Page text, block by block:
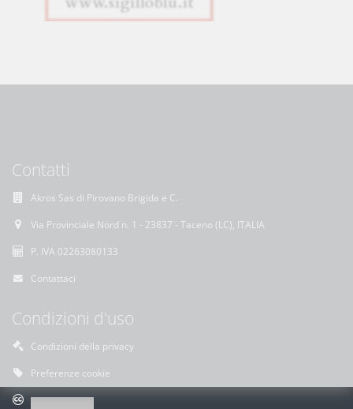
Contatti
Akros Sas di Pirovano Brigida e C.
Via Provinciale Nord n. 1 - 23837 - Taceno (LC), ITALIA
P. IVA 02263080133
Contattaci
Condizioni d'uso
Condizioni della privacy
Preferenze cookie